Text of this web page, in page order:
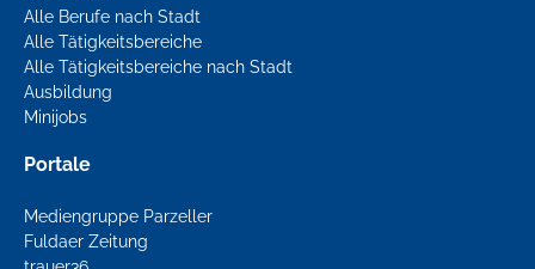
Alle Berufe nach Stadt
Alle Tätigkeitsbereiche
Alle Tätigkeitsbereiche nach Stadt
Ausbildung
Minijobs
Portale
Mediengruppe Parzeller
Fuldaer Zeitung